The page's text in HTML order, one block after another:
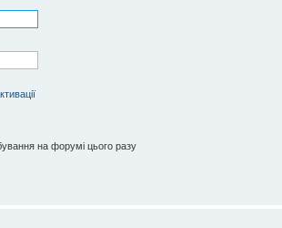
на форумі цього разу